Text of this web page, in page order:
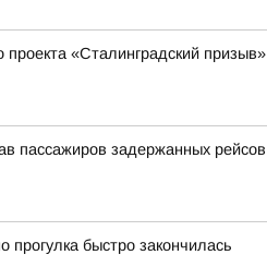
проекта «Сталинградский призыв»
пассажиров задержанных рейсов
быстро закончилась